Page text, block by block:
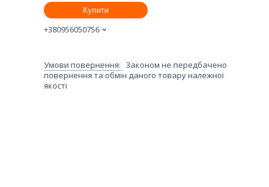
Купити
+380956050756
Законом не передбачено
повернення та обмін даного товару належної
якості